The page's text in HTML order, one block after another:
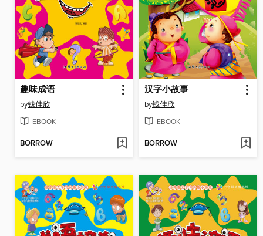
趣味成语
by钱佳欣
EBOOK
BORROW
汉字小故事
by钱佳欣
EBOOK
BORROW